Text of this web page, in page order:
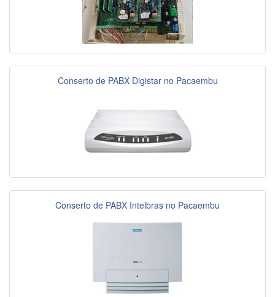
Conserto de PABX Digistar no Pacaembu
Conserto de PABX Intelbras no Pacaembu